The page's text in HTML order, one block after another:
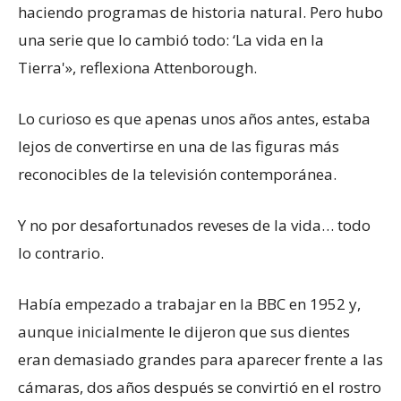
haciendo programas de historia natural. Pero hubo
una serie que lo cambió todo: ‘La vida en la
Tierra'», reflexiona Attenborough.
Lo curioso es que apenas unos años antes, estaba
lejos de convertirse en una de las figuras más
reconocibles de la televisión contemporánea.
Y no por desafortunados reveses de la vida… todo
lo contrario.
Había empezado a trabajar en la BBC en 1952 y,
aunque inicialmente le dijeron que sus dientes
eran demasiado grandes para aparecer frente a las
cámaras, dos años después se convirtió en el rostro